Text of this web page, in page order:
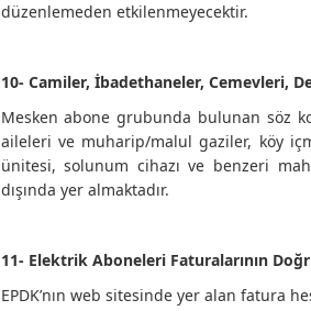
düzenlemeden etkilenmeyecektir.
10- Camiler, İbadethaneler, Cemevleri,
Mesken abone grubunda bulunan söz
aileleri ve muharip/malul gaziler, köy
ünitesi, solunum cihazı ve benzeri
dışında yer almaktadır.
11- Elektrik Aboneleri Faturalarının
EPDK’nın web sitesinde yer alan fatura